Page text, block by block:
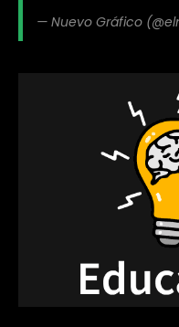
— Nuevo Gráfico